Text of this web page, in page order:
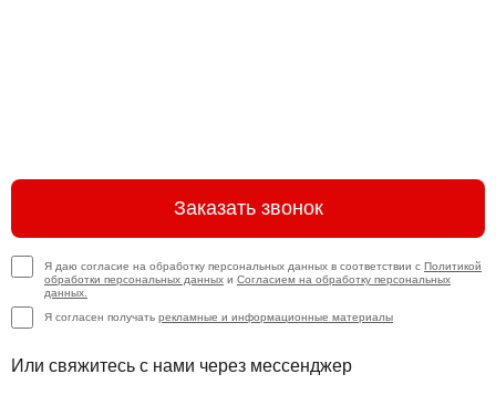
Заказать звонок
Я даю согласие на обработку персональных данных в соответствии с Политикой
обработки персональных данных и Согласием на обработку персональных
данных.
Я согласен получать рекламные и информационные материалы
Или свяжитесь с нами через мессенджер